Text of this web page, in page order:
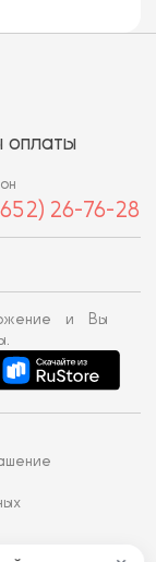
26-76-28
и Вы